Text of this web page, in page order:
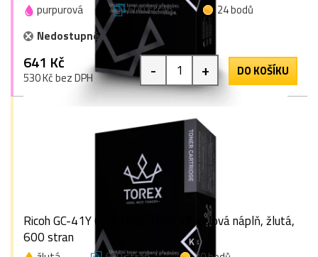
purpurová 600 stran
24 bodů
Nedostupné
641 Kč
530 Kč bez DPH - + DO KOŠÍKU
Ricoh GC-41Y (405768), TOREX® gelová náplň, žlutá,
600 stran